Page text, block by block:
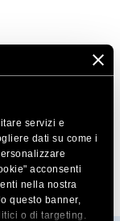
servizi e
dati su come i
acconsenti
nella nostra
questo banner,
o di targeting.